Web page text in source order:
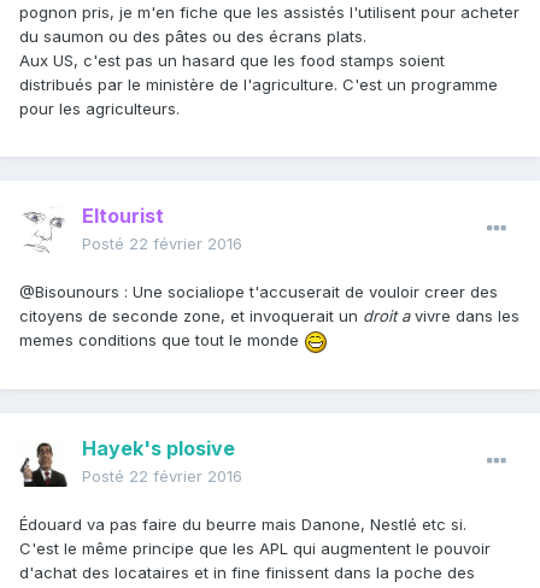
pognon pris, je m'en fiche que les assistés l'utilisent pour acheter
du saumon ou des pâtes ou des écrans plats.
Aux US, c'est pas un hasard que les food stamps soient
distribués par le ministère de l'agriculture. C'est un programme
pour les agriculteurs.
Eltourist
Posté 22 février 2016
@Bisounours : Une socialiope t'accuserait de vouloir creer des
citoyens de seconde zone, et invoquerait un droit avivre dans les
memes conditions que tout le monde
Hayek's plosive
Posté 22 février 2016
Édouard va pas faire du beurre mais Danone, Nestlé etc si.
C'est le même principe que les APL qui augmentent le pouvoir
d'achat des locataires et in fine finissent dans la poche des